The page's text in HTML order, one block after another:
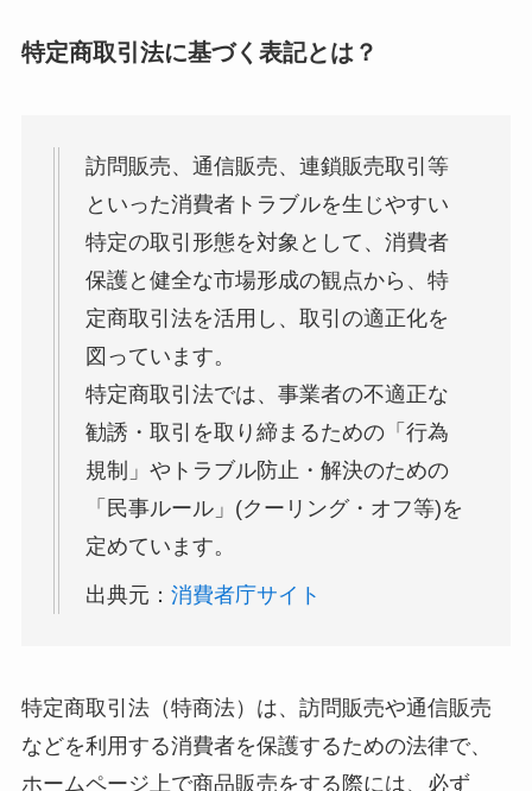
特定商取引法に基づく表記とは？
訪問販売、通信販売、連鎖販売取引等
といった消費者トラブルを生じやすい
特定の取引形態を対象として、消費者
保護と健全な市場形成の観点から、特
定商取引法を活用し、取引の適正化を
図っています。
特定商取引法では、事業者の不適正な
勧誘・取引を取り締まるための「行為
規制」やトラブル防止・解決のための
「民事ルール」(クーリング・オフ等)を
定めています。
出典元： 消費者庁サイト
特定商取引法（特商法）は、訪問販売や通信販売
などを利用する消費者を保護するための法律で、
ホームページ上で商品販売をする際には、必ず